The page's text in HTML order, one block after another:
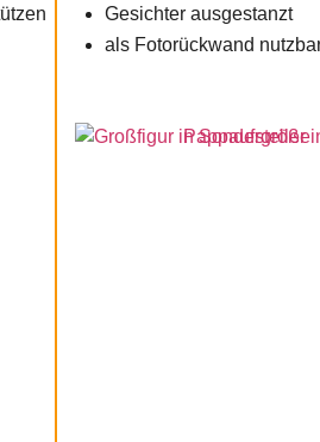
Gesichter ausgestanzt
als Fotorückwand